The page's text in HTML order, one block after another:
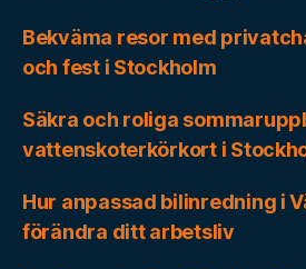
Bekväma resor med
och fest i Stockholm
Säkra och roliga
vattenskoterkörkort i
Hur anpassad bilinredning i
förändra ditt arbetsliv